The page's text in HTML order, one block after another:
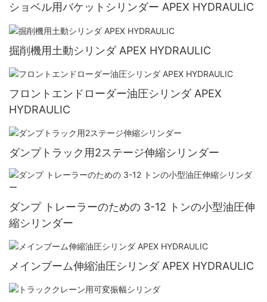
ショベル用バケットシリンダー APEX HYDRAULIC
掘削機用土動シリンダ APEX HYDRAULIC
フロントエンドローダー油圧シリンダ APEX
HYDRAULIC
ダンプトラック用2ステージ伸縮シリンダー
ダンプ トレーラーのための 3-12 トンの小型油圧伸
縮シリンダー
メインブーム伸縮油圧シリンダ APEX HYDRAULIC